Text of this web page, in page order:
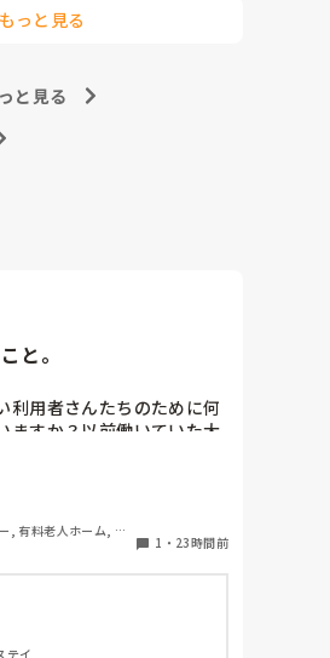
は休憩か業務の充実のどちら
っと見る
と見る
と。
利用者さんたちのために何
ますか？以前働いていた大
んを呼びご焼香できるよう
族が面会に来る…などでし
何かしていることがあれ
いします。
, 有料老人ホーム, 介
1 ・ 23時間前
テイ